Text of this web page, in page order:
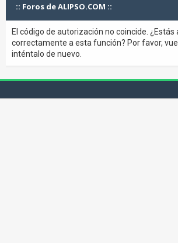
:: Foros de ALIPSO.COM ::
El código de autorización no coincide. ¿Estás
correctamente a esta función? Por favor,
inténtalo de nuevo.